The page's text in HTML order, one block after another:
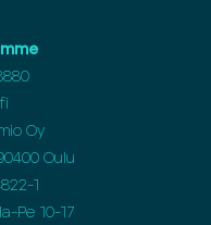
Oy
Oulu
1
Pe 10-17